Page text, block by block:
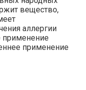
вещество,
аллергии
применение
применение